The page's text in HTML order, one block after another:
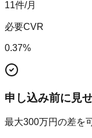
11件/月
必要CVR
0.37%
申し込み前に見
最大300万円の差を